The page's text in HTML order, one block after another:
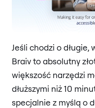
Jeśli chodzi o długie,
Braiv to absolutny
większość narzędzi
dłuższymi niż 10
specjalnie z myślą o